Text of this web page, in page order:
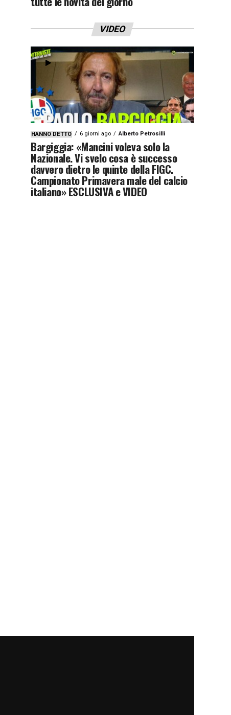
VIDEO
HANNO DETTO 6 giorni ago Alberto Petrosilli
Bargiggia: «Mancini voleva solo la
Nazionale. Vi svelo cosa è successo
davvero dietro le quinte della FIGC.
Campionato Primavera male del calcio
italiano» ESCLUSIVA e VIDEO